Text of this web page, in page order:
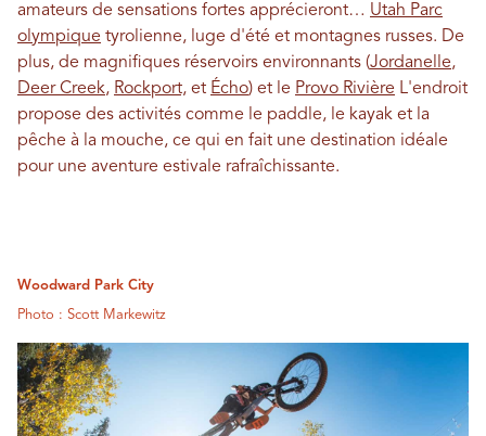
amateurs de sensations fortes apprécieront… Utah Parc
olympique tyrolienne, luge d'été et montagnes russes. De
plus, de magnifiques réservoirs environnants (Jordanelle,
Deer Creek, Rockport, et Écho) et le Provo Rivière L'endroit
propose des activités comme le paddle, le kayak et la
pêche à la mouche, ce qui en fait une destination idéale
pour une aventure estivale rafraîchissante.
Woodward Park City
Photo : Scott Markewitz